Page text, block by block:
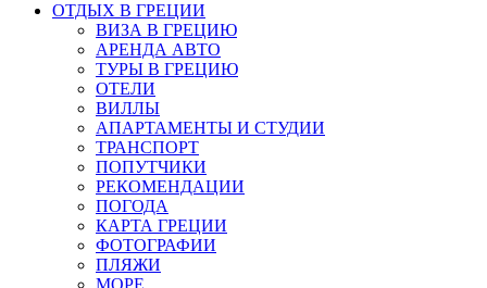
ОТДЫХ В ГРЕЦИИ
ВИЗА В ГРЕЦИЮ
АРЕНДА АВТО
ТУРЫ В ГРЕЦИЮ
ОТЕЛИ
ВИЛЛЫ
АПАРТАМЕНТЫ И СТУДИИ
ТРАНСПОРТ
ПОПУТЧИКИ
РЕКОМЕНДАЦИИ
ПОГОДА
КАРТА ГРЕЦИИ
ФОТОГРАФИИ
ПЛЯЖИ
МОРЕ